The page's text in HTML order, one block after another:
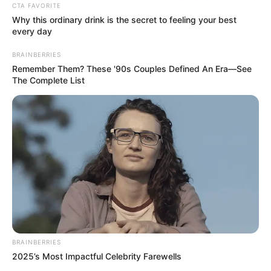
CONSTRUCCIÓN
MANTÉNGASE EN ALERTA
interesan. Para estar bien informado, por
favor, active las notificaciones de Alerta.
ACTIVAR AHORA
TEMAS DESTACADOS
RECIBO DEL AGUA
CUNDINAMARCA
DESAPARECIDOS
CTA FAVORITE
Why this ordinary drink is the secret to feeling your best
every day
BRAINBERRIES
Remember Them? These '90s Couples Defined An Era—See
The Complete List
BRAINBERRIES
2025’s Most Impactful Celebrity Farewells